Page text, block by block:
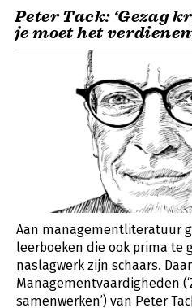
Peter Tack: ‘Gezag
je moet het
Aan managementliteratuur
leerboeken die ook prima te
naslagwerk zijn schaars.
Managementvaardigheden
samenwerken’) van Peter